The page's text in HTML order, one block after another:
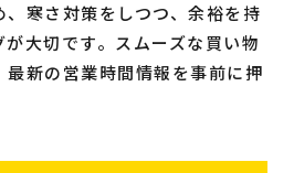
寒さ対策をしつつ、余裕を持
大切です。スムーズな買い物
最新の営業時間情報を事前に押